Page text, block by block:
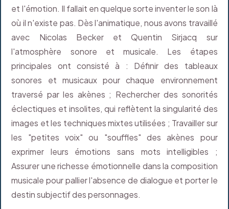
et l'émotion. Il fallait en quelque sorte inventer le son là
où il n'existe pas. Dès l'animatique, nous avons travaillé
avec Nicolas Becker et Quentin Sirjacq sur
l'atmosphère sonore et musicale. Les étapes
principales ont consisté à : Définir des tableaux
sonores et musicaux pour chaque environnement
traversé par les akènes ; Rechercher des sonorités
éclectiques et insolites, qui reflètent la singularité des
images et les techniques mixtes utilisées ; Travailler sur
les "petites voix" ou "souffles" des akènes pour
exprimer leurs émotions sans mots intelligibles ;
Assurer une richesse émotionnelle dans la composition
musicale pour pallier l'absence de dialogue et porter le
destin subjectif des personnages.